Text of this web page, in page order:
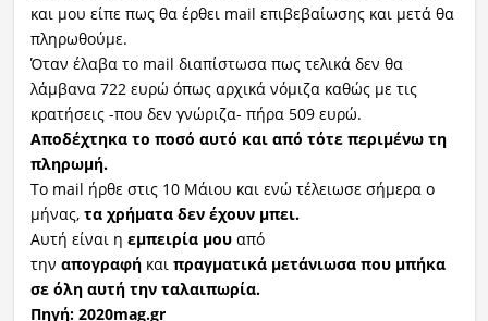
και μου είπε πως θα έρθει mail επιβεβαίωσης και μετά θα
πληρωθούμε.
Όταν έλαβα το mail διαπίστωσα πως τελικά δεν θα
λάμβανα 722 ευρώ όπως αρχικά νόμιζα καθώς με τις
κρατήσεις -που δεν γνώριζα- πήρα 509 ευρώ.
Αποδέχτηκα το ποσό αυτό και από τότε περιμένω τη
πληρωμή.
Το mail ήρθε στις 10 Μάιου και ενώ τέλειωσε σήμερα ο
μήνας, τα χρήματα δεν έχουν μπει.
Αυτή είναι η εμπειρία μου από
την απογραφή καιπραγματικά μετάνιωσα που μπήκα
σε όλη αυτή την ταλαιπωρία.
Πηγή: 2020mag.gr